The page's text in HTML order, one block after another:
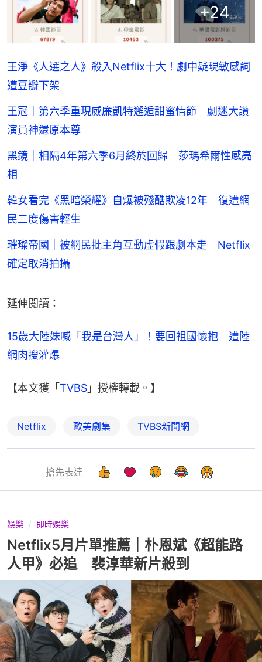
+24
王淨《人選之人》殺入Netflix十大！劇中疑現敏感詞
遭豆瓣下架
王冠｜第六季重現威廉凱特邂逅甜蜜情節 劇迷大讚
演員神還原本尊
黑鏡｜相隔4年第六季6月終於回歸 莎瑪希爾性感亮
相
韓女看完《黑暗榮耀》自爆被殘酷欺凌12年 復遭網
民二度傷害輕生
璀璨帝國｜被網民批主角互動虛假跟劇本走 Netflix
確定取消拍攝
延伸閱讀：
15歲大陸妹喊「我是台灣人」！要回祖國懷抱　遭陸
網肉搜灌爆
【本文獲「TVBS 」授權轉載。】
Netflix 歐美劇集 TVBS新聞網
搶先表達
娛樂 即時娛樂
Netflix5月片單推薦｜朴恩斌《超能路
人甲》必追 裴淳華新片殺到